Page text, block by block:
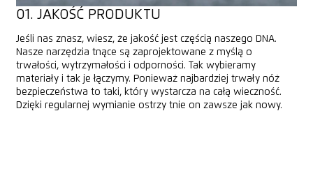
01. JAKOŚĆ PRODUKTU
Jeśli nas znasz, wiesz, że jakość jest częścią naszego DNA.
Nasze narzędzia tnące są zaprojektowane z myślą o
trwałości, wytrzymałości i odporności. Tak wybieramy
materiały i tak je łączymy. Ponieważ najbardziej trwały nóż
bezpieczeństwa to taki, który wystarcza na całą wieczność.
Dzięki regularnej wymianie ostrzy tnie on zawsze jak nowy.